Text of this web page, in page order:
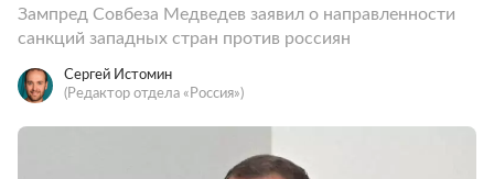
Зампред Совбеза Медведев заявил о направленности
санкций западных стран против россиян
Сергей Истомин
(Редактор отдела «Россия»)